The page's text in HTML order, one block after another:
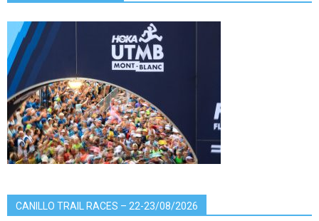
CANILLO TRAIL RACES – 22-23/08/2026